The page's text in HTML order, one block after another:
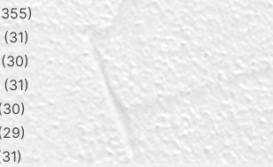
355
31
30
31
30
29
31